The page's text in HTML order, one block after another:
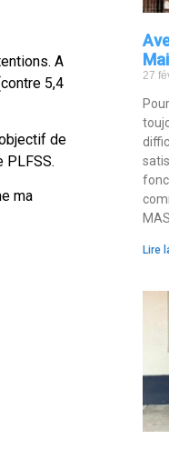
A
5,4
de
PLFSS.
ma
27
Lire